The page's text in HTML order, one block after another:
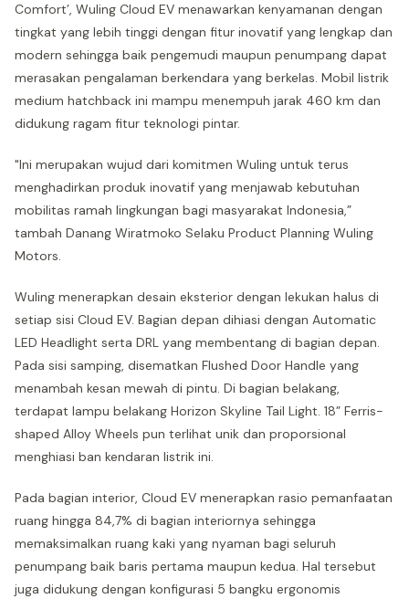
Comfort’, Wuling Cloud EV menawarkan kenyamanan dengan
tingkat yang lebih tinggi dengan fitur inovatif yang lengkap dan
modern sehingga baik pengemudi maupun penumpang dapat
merasakan pengalaman berkendara yang berkelas. Mobil listrik
medium hatchback ini mampu menempuh jarak 460 km dan
didukung ragam fitur teknologi pintar.
"Ini merupakan wujud dari komitmen Wuling untuk terus
menghadirkan produk inovatif yang menjawab kebutuhan
mobilitas ramah lingkungan bagi masyarakat Indonesia,”
tambah Danang Wiratmoko Selaku Product Planning Wuling
Motors.
Wuling menerapkan desain eksterior dengan lekukan halus di
setiap sisi Cloud EV. Bagian depan dihiasi dengan Automatic
LED Headlight serta DRL yang membentang di bagian depan.
Pada sisi samping, disematkan Flushed Door Handle yang
menambah kesan mewah di pintu. Di bagian belakang,
terdapat lampu belakang Horizon Skyline Tail Light. 18” Ferris-
shaped Alloy Wheels pun terlihat unik dan proporsional
menghiasi ban kendaran listrik ini.
Pada bagian interior, Cloud EV menerapkan rasio pemanfaatan
ruang hingga 84,7% di bagian interiornya sehingga
memaksimalkan ruang kaki yang nyaman bagi seluruh
penumpang baik baris pertama maupun kedua. Hal tersebut
juga didukung dengan konfigurasi 5 bangku ergonomis